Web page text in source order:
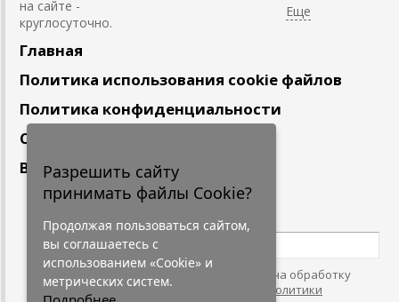
на сайте -
круглосуточно.
Главная
Политика использования cookie файлов
Политика конфиденциальности
Сотрудничество
Вакансии
Подпишитесь
Нажимая на кнопку, я даю согласие на обработку
персональных данных. С условиями
"Политики
Разрешить сайту
принимать файлы Cookie?
Продолжая пользоваться сайтом,
вы соглашаетесь с
использованием «Cookie» и
метрических систем.